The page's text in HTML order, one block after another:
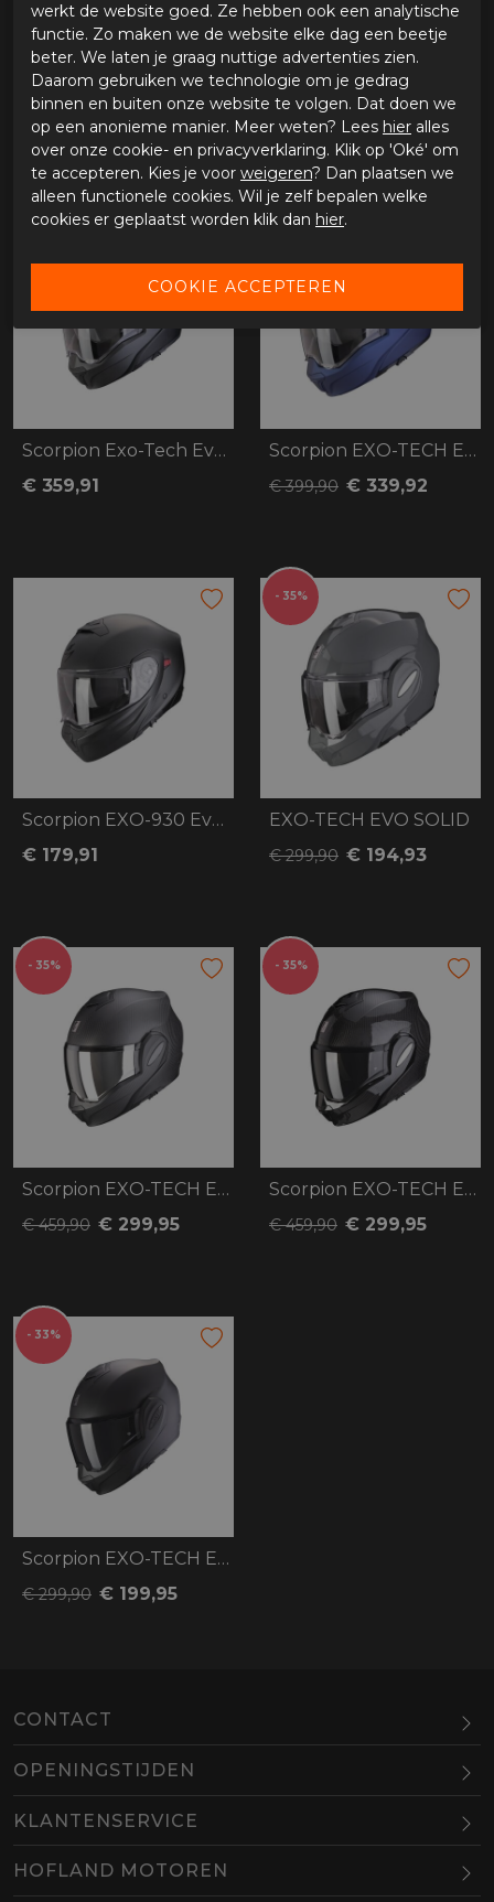
Scorpion Exo-Tech Carbon Evo Onyx
€ 476,91
€ 179,91
Scorpion Exo-Tech Evo Pro Solid
€ 359,91
- 15%
Scorpion EXO-TECH Evo Pro Solid
€ 399,90 € 339,92
Scorpion EXO-930 Evo Solid
€ 179,91
- 35%
EXO-TECH EVO SOLID
€ 299,90 € 194,93
- 35%
Scorpion EXO-TECH Evo Carbon
€ 459,90 € 299,95
- 35%
Scorpion EXO-TECH Evo Carbon
€ 459,90 € 299,95
- 33%
Scorpion EXO-TECH Evo Solid
€ 299,90 € 199,95
CONTACT
OPENINGSTIJDEN
Maandag
Dinsdag
10.00-18.00
Woensdag
KLANTENSERVICE
HOFLAND MOTOREN
werkt de website goed. Ze hebben ook een analytische
functie. Zo maken we de website elke dag een beetje
beter. We laten je graag nuttige advertenties zien.
Daarom gebruiken we technologie om je gedrag
binnen en buiten onze website te volgen. Dat doen we
op een anonieme manier. Meer weten? Lees hier alles
over onze cookie- en privacyverklaring. Klik op 'Oké' om
te accepteren. Kies je voor weigeren? Dan plaatsen we
alleen functionele cookies. Wil je zelf bepalen welke
cookies er geplaatst worden klik dan hier.